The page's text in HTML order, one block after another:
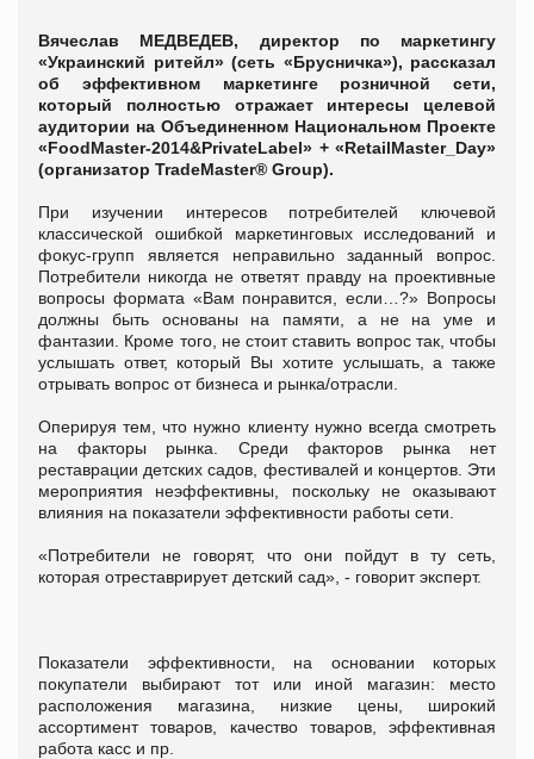
Вячеслав МЕДВЕДЕВ, директор по маркетингу
«Украинский ритейл» (сеть «Брусничка»), рассказал
об эффективном маркетинге розничной сети,
который полностью отражает интересы целевой
аудитории на Объединенном Национальном Проекте
«FoodMaster-2014&PrivateLabel» + «RetailMaster_Day»
(организатор TradeMaster® Group).
При изучении интересов потребителей ключевой
классической ошибкой маркетинговых исследований и
фокус-групп является неправильно заданный вопрос.
Потребители никогда не ответят правду на проективные
вопросы формата «Вам понравится, если…?» Вопросы
должны быть основаны на памяти, а не на уме и
фантазии. Кроме того, не стоит ставить вопрос так, чтобы
услышать ответ, который Вы хотите услышать, а также
отрывать вопрос от бизнеса и рынка/отрасли.
Оперируя тем, что нужно клиенту нужно всегда смотреть
на факторы рынка. Среди факторов рынка нет
реставрации детских садов, фестивалей и концертов. Эти
мероприятия неэффективны, поскольку не оказывают
влияния на показатели эффективности работы сети.
«Потребители не говорят, что они пойдут в ту сеть,
которая отреставрирует детский сад», - говорит эксперт.
Показатели эффективности, на основании которых
покупатели выбирают тот или иной магазин: место
расположения магазина, низкие цены, широкий
ассортимент товаров, качество товаров, эффективная
работа касс и пр.